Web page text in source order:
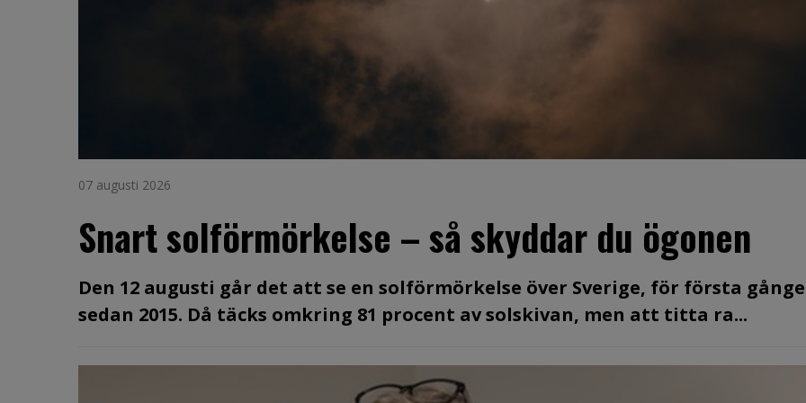
07 augusti 2026
Snart solförmörkelse – så skyddar du ögonen
Den 12 augusti går det att se en solförmörkelse över Sverige, för första
sedan 2015. Då täcks omkring 81 procent av solskivan, men att titta ra...